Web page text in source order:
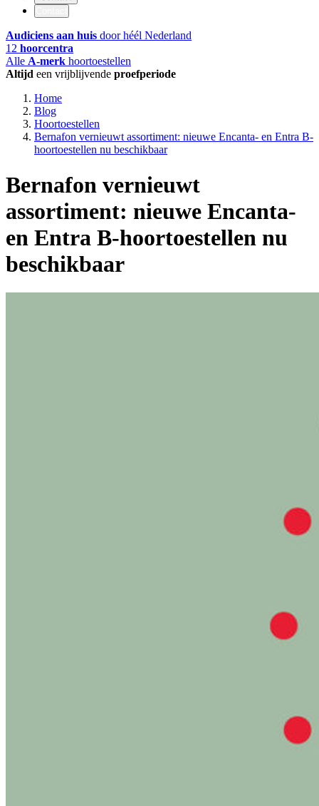
Audiciens aan huis door héél Nederland
12 hoorcentra
Alle A-merk hoortoestellen
Altijd een vrijblijvende proefperiode
Home
Blog
Hoortoestellen
Bernafon vernieuwt assortiment: nieuwe Encanta- en Entra B-
hoortoestellen nu beschikbaar
Bernafon vernieuwt
assortiment: nieuwe Encanta-
en Entra B-hoortoestellen nu
beschikbaar